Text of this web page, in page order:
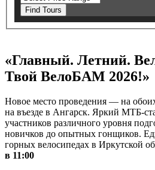
Find Tours
«Главный. Летний.
Твой ВелоБАМ 2026!»
Новое место проведения — на
на въезде в Ангарск. Яркий МТБ-
участников различного уровня
новичков до опытных гонщиков.
горных велосипедах в Иркутской
в 11:00